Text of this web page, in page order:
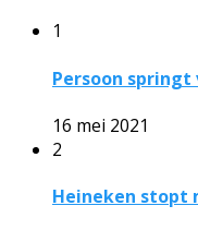
1
Persoon
16 mei 2021
2
Heineken stopt